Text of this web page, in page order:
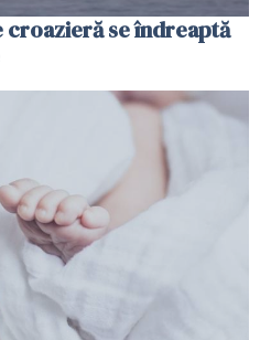
croazieră se îndreaptă